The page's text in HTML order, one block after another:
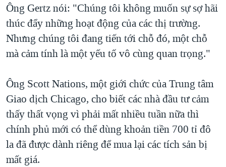
QUAN HỆ VIỆT MỸ
Ông Gertz nói: "Chúng tôi không muốn sự sợ hãi
thúc đẩy những hoạt động của các thị trường.
Nhưng chúng tôi đang tiến tới chỗ đó, một chỗ
mà cảm tính là một yếu tố vô cùng quan trọng."
Ông Scott Nations, một giới chức của Trung tâm
Giao dịch Chicago, cho biết các nhà đầu tư cảm
thấy thất vọng vì phải mất nhiều tuần nữa thì
chính phủ mới có thể dùng khoản tiền 700 tỉ đô
la đã được dành riêng để mua lại các tích sản bị
mất giá.